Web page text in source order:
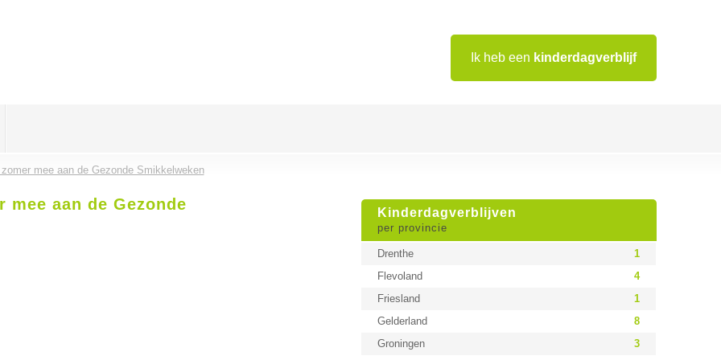
Ik heb een kinderdagverblijf
mee aan de Gezonde Smikkelweken
Kinderdagverblijven
per provincie
Drenthe
1
Flevoland
4
Friesland
1
Gelderland
8
Groningen
3
mee aan de Gezonde